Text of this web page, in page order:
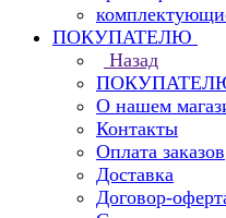
ПОКУПАТЕЛЮ
Назад
О нашем
Контакты
Оплата заказов
Доставка
Договор-